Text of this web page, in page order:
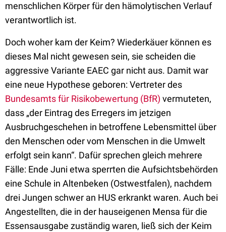
menschlichen Körper für den hämolytischen Verlauf
verantwortlich ist.
Doch woher kam der Keim? Wiederkäuer können es
dieses Mal nicht gewesen sein, sie scheiden die
aggressive Variante EAEC gar nicht aus. Damit war
eine neue Hypothese geboren: Vertreter des
Bundesamts für Risikobewertung (BfR) vermuteten,
dass „der Eintrag des Erregers im jetzigen
Ausbruchgeschehen in betroffene Lebensmittel über
den Menschen oder vom Menschen in die Umwelt
erfolgt sein kann“. Dafür sprechen gleich mehrere
Fälle: Ende Juni etwa sperrten die Aufsichtsbehörden
eine Schule in Altenbeken (Ostwestfalen), nachdem
drei Jungen schwer an HUS erkrankt waren. Auch bei
Angestellten, die in der hauseigenen Mensa für die
Essensausgabe zuständig waren, ließ sich der Keim